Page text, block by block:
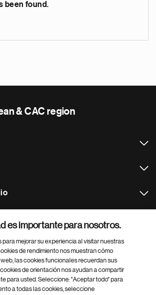
been found.
& CAC region
es importante para nosotros.
para mejorar su experiencia al visitar nuestras
de rendimiento nos muestran cómo
las cookies funcionales recuerdan sus
de orientación nos ayudan a compartir
para usted. Seleccione: "Aceptar todo" para
a todas las cookies, seleccione